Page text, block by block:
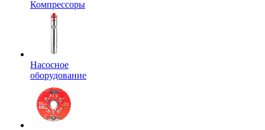
Компрессоры
Насосное
оборудование